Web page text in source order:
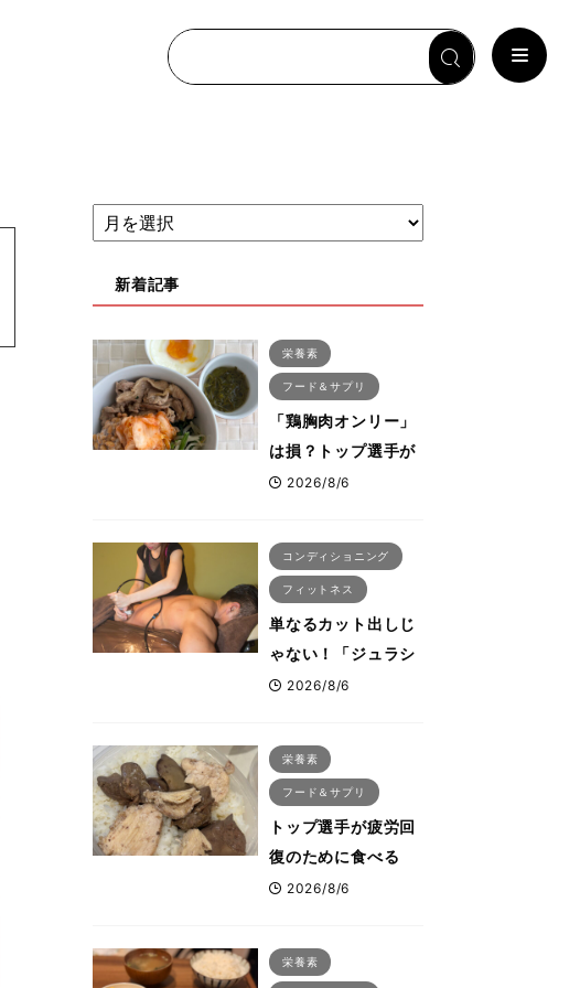
新着記事
栄養素
フード＆サプリ
「鶏胸肉オンリー」
は損？トップ選手が
実践する疲労を残さ
活コンボ
2026/8/6
コンディショニング
フィットネス
単なるカット出しじ
ゃない！「ジュラシ
ック筋膜リリース」
ットした納得の理
由 木澤大祐が解説
2026/8/6
栄養素
フード＆サプリ
トップ選手が疲労回
復のために食べる
「リカバリー飯」と
た鶏レバー活用法
2026/8/6
栄養素